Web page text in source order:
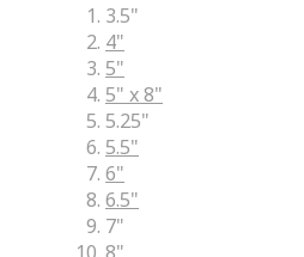
3.5"
4"
5"
5" x 8"
5.25"
5.5"
6"
6.5"
7"